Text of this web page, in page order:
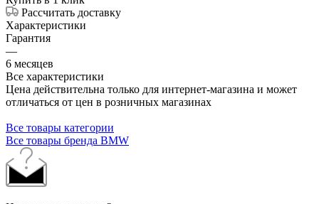
Рассчитать доставку
Характеристики
Гарантия
—
6 месяцев
Все характеристики
Цена действительна только для интернет-магазина и может
отличаться от цен в розничных магазинах
Все товары категории
Все товары бренда BMW